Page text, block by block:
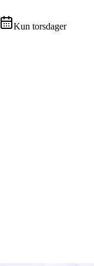
Kun torsdager